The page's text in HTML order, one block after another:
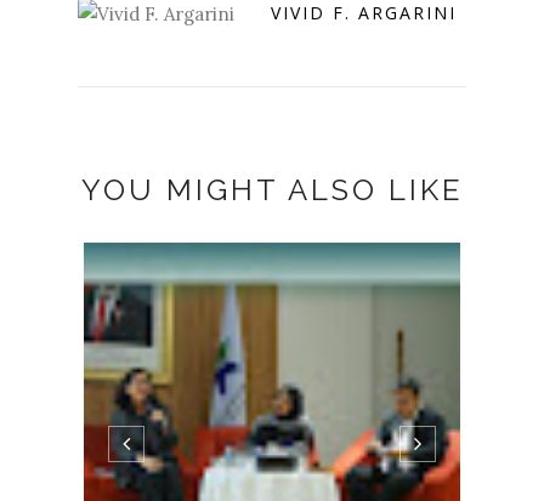
VIVID F. ARGARINI
YOU MIGHT ALSO LIKE